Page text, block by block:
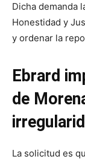
Dicha demanda
Honestidad y
y ordenar la
Ebrard
de
La solicitud es